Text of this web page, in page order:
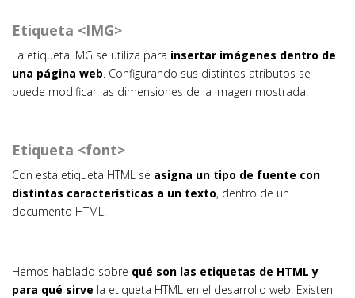
Etiqueta <IMG>
La etiqueta IMG se utiliza para insertar imágenes dentro de
una página web. Configurando sus distintos atributos se
puede modificar las dimensiones de la imagen mostrada.
Etiqueta <font>
Con esta etiqueta HTML se asigna un tipo de fuente con
distintas características a un texto, dentro de un
documento HTML.
Hemos hablado sobre qué son las etiquetas de HTML y
para qué sirve la etiqueta HTML en el desarrollo web. Existen